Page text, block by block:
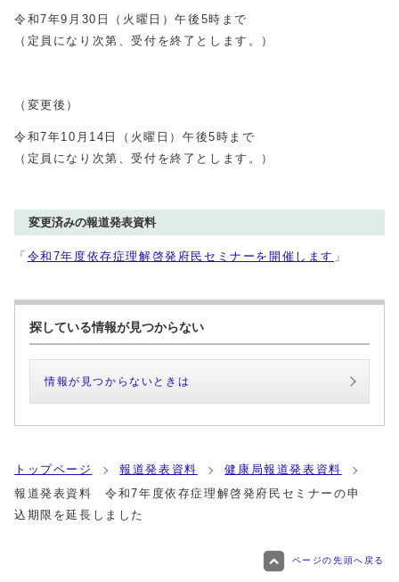
令和7年9月30日（火曜日）午後5時まで
（定員になり次第、受付を終了とします。）
（変更後）
令和7年10月14日（火曜日）午後5時まで
（定員になり次第、受付を終了とします。）
変更済みの報道発表資料
「 令和7年度依存症理解啓発府民セミナーを開催します 」
探している情報が見つからない
情報が見つからないときは
トップページ 報道発表資料
健康局報道発表資料
報道発表資料 令和7年度依存症理解啓発府民セミナーの申
込期限を延長しました
ページの先頭へ戻る